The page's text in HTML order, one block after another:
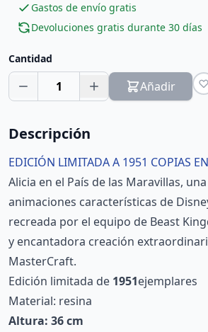
Gastos de envío gratis
Devoluciones gratis durante 30 días
Cantidad
1 Añadir
Descripción
EDICIÓN LIMITADA A 1951 COPIAS
Alicia en el País de las Maravillas,
animaciones características de
recreada por el equipo de Beast
y encantadora creación
MasterCraft.
Edición limitada de 1951ejemplares
Material: resina
Altura: 36 cm